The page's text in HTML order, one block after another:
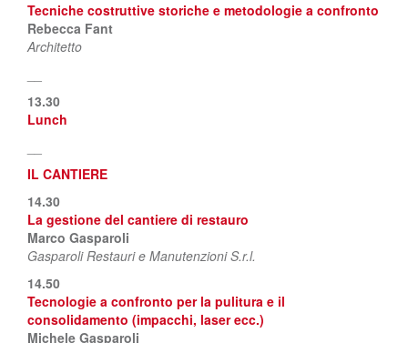
Tecniche costruttive storiche e metodologie a confronto
Rebecca Fant
Architetto
13.30
Lunch
IL CANTIERE
14.30
La gestione del cantiere di restauro
Marco Gasparoli
Gasparoli Restauri e Manutenzioni S.r.l.
14.50
Tecnologie a confronto per la pulitura e il
consolidamento (impacchi, laser ecc.)
Michele Gasparoli